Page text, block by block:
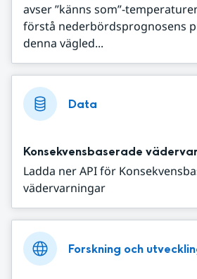
avser ”känns som”-
förstå nederbördsprognosens
denna vägled...
Data
Konsekvensbaserade
Ladda ner API för
vädervarningar
Forskning och